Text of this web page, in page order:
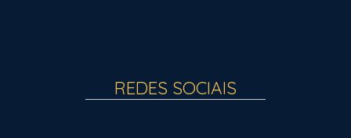
REDES SOCIAIS